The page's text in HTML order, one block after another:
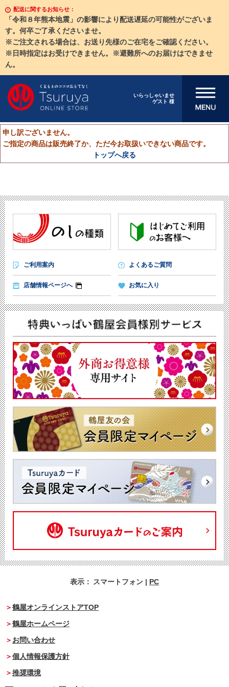
配送に関するお知らせ：
「令和８年熊本地震」の影響により配送遅延の可能性がございま
す。何卒ご了承くださいませ。
※ご注文される場合は、お送り先様のご在宅をご確認ください。
※日時指定はお受けできません。※避難所へのお届けはできませ
ん。
いらっしゃいませ
ゲスト 様
メニューを開
申し訳ございません。
ご指定の商品は販売終了か、ただ今お取扱いできない商品です。
トップへ戻る
ご利用案内 よくあるご質問
店舗情報ページへ お気に入り
表示： スマートフォン | PC
鶴屋オンラインストアTOP
鶴屋ホームページ
お問い合わせ
個人情報保護方針
推奨環境